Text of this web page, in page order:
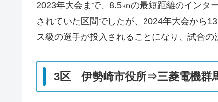
2023年大会まで、8.5㎞の最短距離のインタ
されていた区間でしたが、2024年大会から
ス級の選手が投入されることになり、試合の
3区 伊勢崎市役所⇒三菱電機